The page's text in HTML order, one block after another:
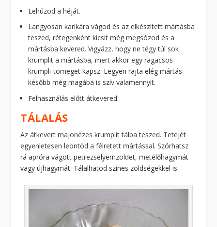
Lehúzod a héját.
Langyosan karikára vágod és az elkészített mártásba
teszed, rétegenként kicsit még megsózod és a
mártásba kevered. Vigyázz, hogy ne tégy túl sok
krumplit a mártásba, mert akkor egy ragacsos
krumpli-tömeget kapsz. Legyen rajta elég mártás –
később még magába is szív valamennyit.
Felhasználás előtt átkevered.
TÁLALÁS
Az átkevert majonézes krumplit tálba teszed. Tetejét
egyenletesen leöntöd a félretett mártással. Szórhatsz
rá apróra vágott petrezselyemzöldet, metélőhagymát
vagy újhagymát. Tálalhatod színes zöldségekkel is.